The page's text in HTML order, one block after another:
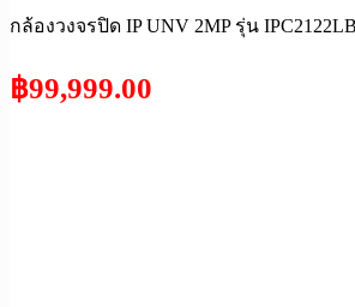
กล้องวงจรปิด IP UNV 2MP รุ่น
฿99,999.00